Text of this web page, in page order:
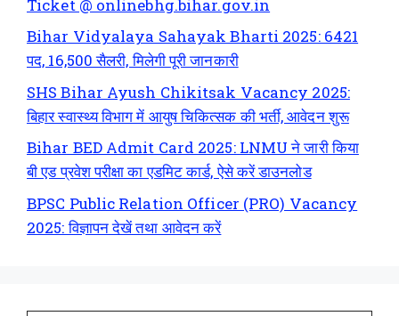
Ticket @ onlinebhg.bihar.gov.in
Bihar Vidyalaya Sahayak Bharti 2025: 6421
पद, 16,500 सैलरी, मिलेगी पूरी जानकारी
SHS Bihar Ayush Chikitsak Vacancy 2025:
बिहार स्वास्थ्य विभाग में आयुष चिकित्सक की भर्ती, आवेदन शुरू
Bihar BED Admit Card 2025: LNMU ने जारी किया
बी एड प्रवेश परीक्षा का एडमिट कार्ड, ऐसे करें डाउनलोड
BPSC Public Relation Officer (PRO) Vacancy
2025: विज्ञापन देखें तथा आवेदन करें